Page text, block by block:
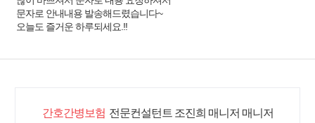
문자로 안내내용 발송해드렸습니다~
오늘도 즐거운 하루되세요.!!
간호간병보험 전문컨설턴트 조진희 매니저 매니저